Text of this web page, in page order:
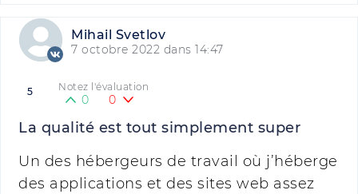
Mihail Svetlov
7 octobre 2022 dans 14:47
5 Notez l'évaluation
0 0
La qualité est tout simplement super
Un des hébergeurs de travail où j’héberge
des applications et des sites web assez